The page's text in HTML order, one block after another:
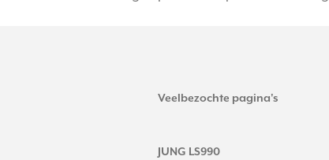
Veelbezochte pagina's
JUNG LS990